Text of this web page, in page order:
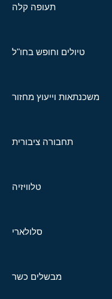
תעופה קלה
טיולים וחופש בחו"ל
משכנתאות וייעוץ מחזור
תחבורה ציבורית
טלוויזיה
סלולארי
מבשלים כשר